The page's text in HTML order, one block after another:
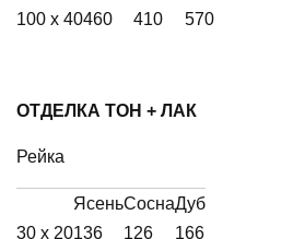
100 х 40460 410 570
ОТДЕЛКА ТОН + ЛАК
Рейка
ЯсеньСоснаДуб
30 х 20136 126 166